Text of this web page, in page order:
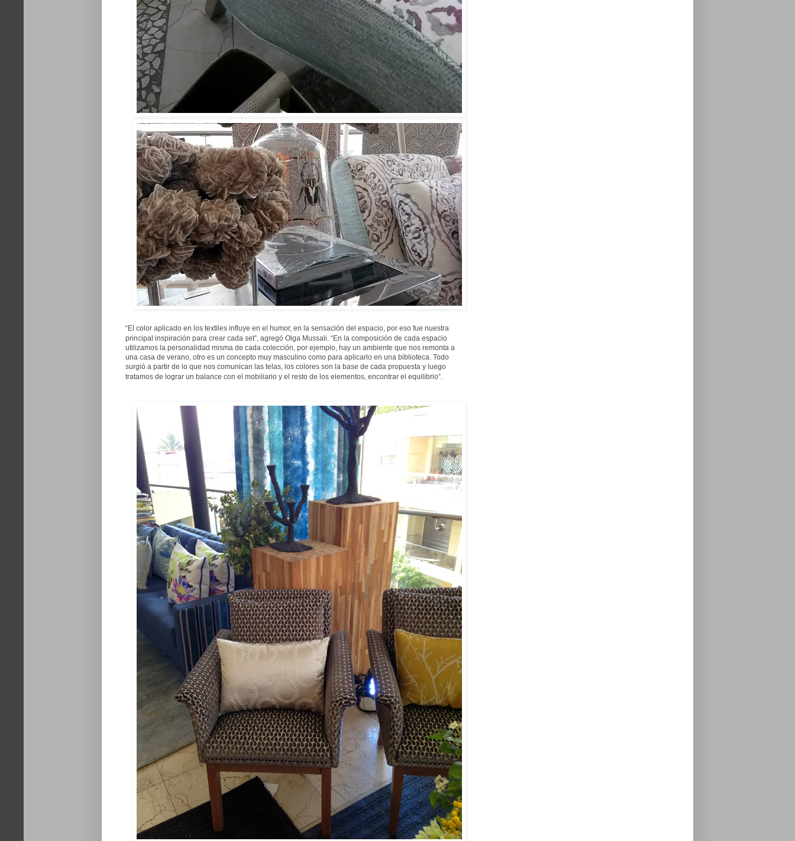
“El color aplicado en los textiles influye en el humor, en la sensación del espacio, por eso fue nuestra
principal inspiración para crear cada set”, agregó Olga Mussali. “En la composición de cada espacio
utilizamos la personalidad misma de cada colección, por ejemplo, hay un ambiente que nos remonta a
una casa de verano, otro es un concepto muy masculino como para aplicarlo en una biblioteca. Todo
surgió a partir de lo que nos comunican las telas, los colores son la base de cada propuesta y luego
tratamos de lograr un balance con el mobiliario y el resto de los elementos, encontrar el equilibrio”.